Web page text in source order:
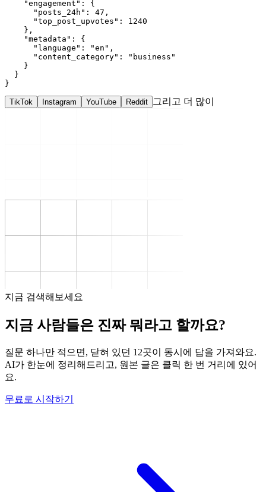
    "engagement": {
      "posts_24h": 47,
      "top_post_upvotes": 1240
    },
    "metadata": {
      "language": "en",
      "content_category": "business"
    }
  }
}
TikTok Instagram YouTube Reddit 그리고 더 많이
지금 검색해보세요
지금 사람들은 진짜 뭐라고 할까요?
질문 하나만 적으면, 닫혀 있던 12곳이 동시에 답을 가져와요.
AI가 한눈에 정리해드리고, 원본 글은 클릭 한 번 거리에 있어
요.
무료로 시작하기